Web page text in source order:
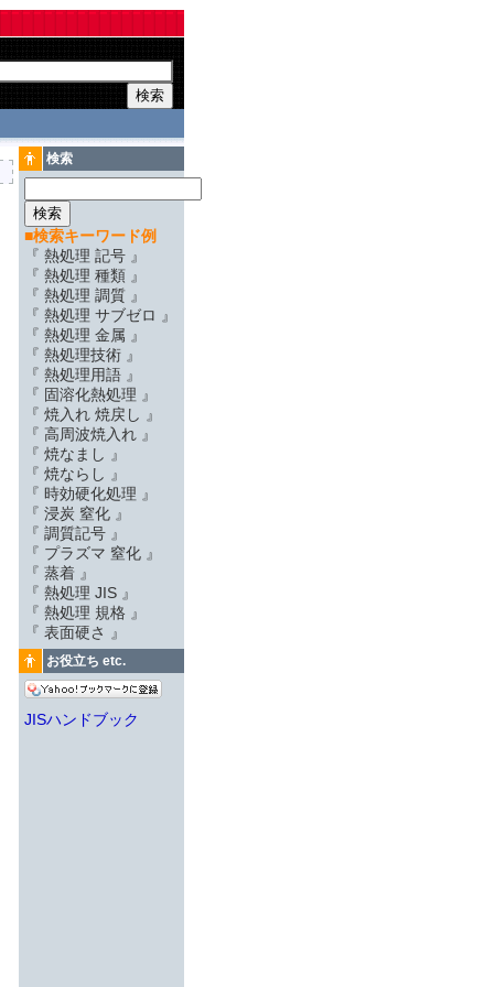
検索
■検索キーワード例
『 熱処理 記号 』
『 熱処理 種類 』
『 熱処理 調質 』
『 熱処理 サブゼロ 』
『 熱処理 金属 』
『 熱処理技術 』
『 熱処理用語 』
『 固溶化熱処理 』
『 焼入れ 焼戻し 』
『 高周波焼入れ 』
『 焼なまし 』
『 焼ならし 』
『 時効硬化処理 』
『 浸炭 窒化 』
『 調質記号 』
『 プラズマ 窒化 』
『 蒸着 』
『 熱処理 JIS 』
『 熱処理 規格 』
『 表面硬さ 』
お役立ち etc.
JISハンドブック